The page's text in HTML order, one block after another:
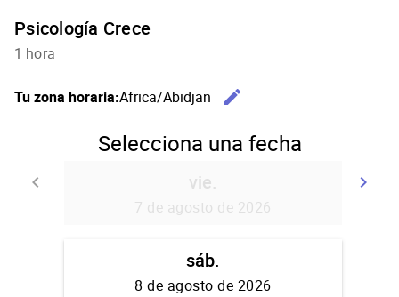
Psicología Crece
1 hora
Tu zona horaria:Africa/Abidjan
edit
Selecciona una fecha
keyboard_arrow_left
Volver
keyboard_arrow_right
vie.
7 de agosto de 2026
sáb.
8 de agosto de 2026